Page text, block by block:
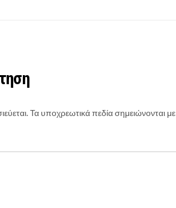
Τα υποχρεωτικά πεδία σημειώνονται με